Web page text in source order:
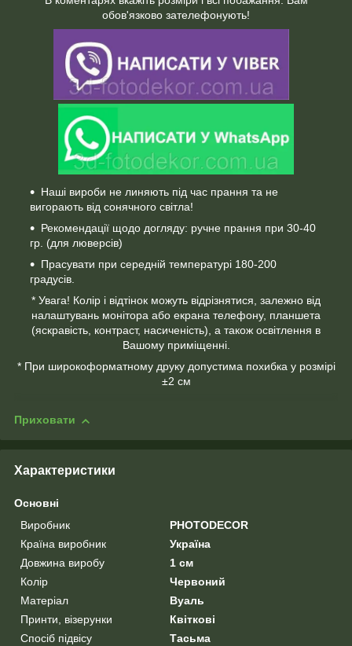
обов'язково зателефонують!
Наші вироби не линяють під час прання та не
вигорають від сонячного світла!
Рекомендації щодо догляду: ручне прання при 30-40
гр. (для люверсів)
Прасувати при середній температурі 180-200
градусів.
* Увага! Колір і відтінок можуть відрізнятися, залежно від
налаштувань монітора або екрана телефону, планшета
(яскравість, контраст, насиченість), а також освітлення в
Вашому приміщенні.
* При широкоформатному друку допустима похибка у розмірі
±2 см
Приховати
Характеристики
Основні
Виробник
PHOTODECOR
Країна виробник
Україна
Довжина виробу
1 см
Колір
Червоний
Матеріал
Вуаль
Принти, візерунки
Квіткові
Спосіб підвісу
Тасьма